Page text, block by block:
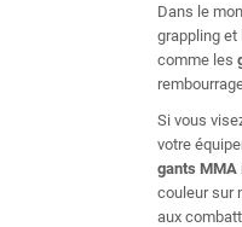
Dans le
grappling
comme les
Si vous
votre
gants MMA
couleur sur
aux